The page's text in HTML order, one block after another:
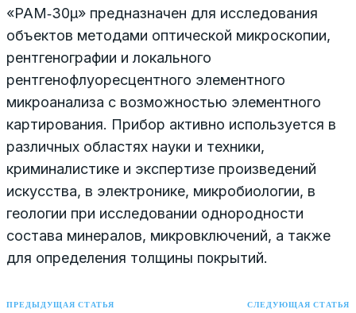
«РАМ‑30µ» предназначен для исследования
объектов методами оптической микроскопии,
рентгенографии и локального
рентгенофлуоресцентного элементного
микроанализа с возможностью элементного
картирования. Прибор активно используется в
различных областях науки и техники,
криминалистике и экспертизе произведений
искусства, в электронике, микробиологии, в
геологии при исследовании однородности
состава минералов, микровключений, а также
для определения толщины покрытий.
ПРЕДЫДУЩАЯ СТАТЬЯ СЛЕДУЮЩАЯ СТАТЬЯ